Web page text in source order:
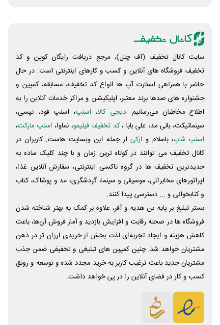
سایت کانال تخفیف (آف چنل)، مرجع دریافت رایگان کوپن و کد
تخفیف فروشگاه های آنلاین و کسب و‌ کارهای اینترنتی است. در حال
حاضر با همراهی استارت آپ ها انواع کد تخفیف، مسابقه، کمپین و
جشنواره های صدها برند معتبر، اپلیکیشن و مراکز خدمات آنلاین را به
اطلاع مخاطبان می‌رسانیم. دیجی کالا، اسنپ، اسنپ فود، تپسی،
سینماتیکت، بانی مد، علی‌ بابا ،کد تخفیف فیلیمو، نماوا، اسنپ مارکت،
اسنپ شاپ، باسلام و ازکی از جمله این وبسایت ‌هاست. کاربران در
کانال تخفیف می توانند در کوتاه ترین زمان و با چند کلیک ساده به
جدیدترین تخفیف ها در گروه تاکسی اینترنتی، سفارش آنلاین غذا،
اپراتورهای مخابراتی، موسیقی و سینما، گردشگری، مد و پوشاک، کتاب
و کتابخوانی و ... دسترسی پیدا کنند.
بستر تبلیغ بر پایه بن هدیه و آفر، علاوه بر کمک به بهتر شناخته شدن
فروشگاه ها در صحنه رقابت و افزایش بازدید و آمار فروش آن‌ها، باعث
کاهش هزینه و ایجاد تجربه‌ای لذت بخش از خریدی ارزان تر در ذهن
مشتریان خواهد شد. چنین کمپین های تبلیغی و تخفیفی ضمن جذب
مشتریان جدید باعث ترغیب کاربر به خرید مجدد شده و توسعه و رونق
کسب و کار در فضای آنلاین را در پی خواهد داشت.